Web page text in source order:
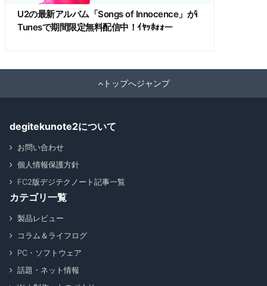
U2の最新アルバム「Songs of Innocence」がi
Tunesで期間限定無料配信中！ｲﾔｯﾎｫｫー
トップへジャンプ
degitekunote2について
お問い合わせ
個人情報保護方針
FC2版デジテクノート記事一覧
カテゴリ一覧
製品レビュー
コラム＆ライフログ
PC・ソフトウェア
話題・ネット情報